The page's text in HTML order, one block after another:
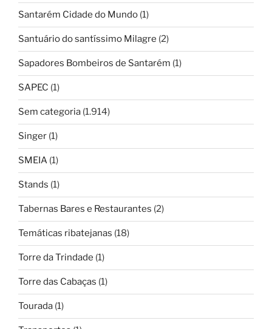
Santarém Cidade do Mundo (1)
Santuário do santíssimo Milagre (2)
Sapadores Bombeiros de Santarém (1)
SAPEC (1)
Sem categoria (1.914)
Singer (1)
SMEIA (1)
Stands (1)
Tabernas Bares e Restaurantes (2)
Temáticas ribatejanas (18)
Torre da Trindade (1)
Torre das Cabaças (1)
Tourada (1)